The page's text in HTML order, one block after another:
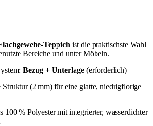
Teppich ist die praktischste Wahl
Bereiche und unter Möbeln.
Bezug + Unterlage (erforderlich)
Struktur (2 mm) für eine glatte, niedrigflorige
100 % Polyester mit integrierter, wasserdichter